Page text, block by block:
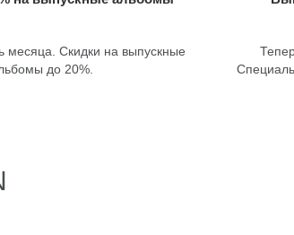
месяца. Скидки на выпускные
до 20%.